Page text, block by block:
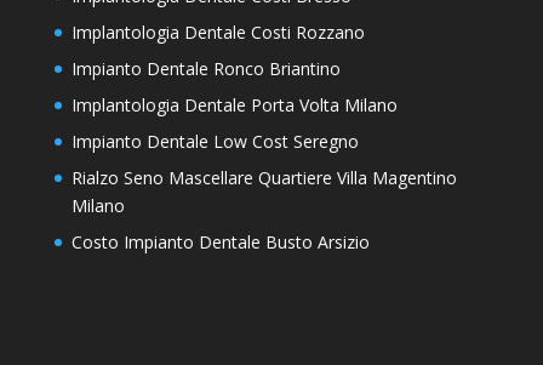
Implantologia Dentale Costi Rozzano
Impianto Dentale Ronco Briantino
Implantologia Dentale Porta Volta Milano
Impianto Dentale Low Cost Seregno
Rialzo Seno Mascellare Quartiere Villa Magentino
Milano
Costo Impianto Dentale Busto Arsizio